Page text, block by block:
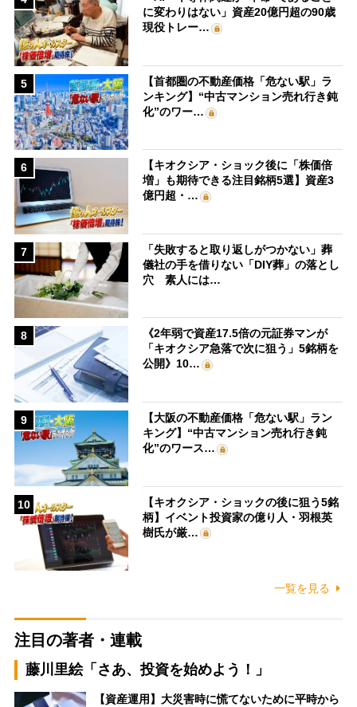
に変わりはない」資産20億円超の90歳
現役トレー…
5
【首都圏の不動産価格「危ない駅」ラ
ンキング】“中古マンション売れ行き鈍
化”のワー…
6
【キオクシア・ショック後に「株価倍
増」も期待できる注目銘柄5選】資産3
億円超・…
7
「失敗すると取り返しがつかない」葬
儀社の手を借りない「DIY葬」の落とし
穴 素人には…
8
《2年弱で資産17.5倍の元証券マンが
「キオクシア急落で次に狙う」5銘柄を
公開》10…
9
【大阪の不動産価格「危ない駅」ラン
キング】“中古マンション売れ行き鈍
化”のワース…
10
【キオクシア・ショックの後に狙う5銘
柄】イベント投資家の億り人・羽根英
樹氏が厳…
一覧を見る
注目の著者・連載
藤川里絵「さあ、投資を始めよう！」
【資産運用】大災害時に慌てないために平時から